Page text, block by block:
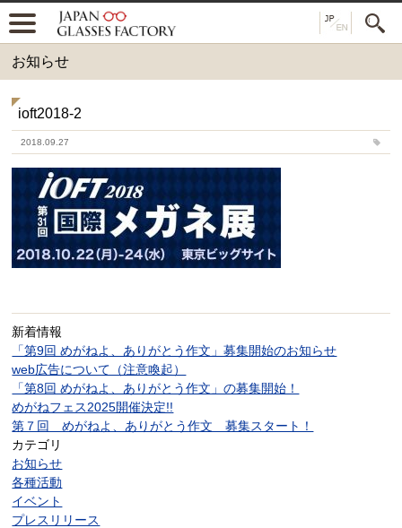
お知らせ
ioft2018-2
2018.09.27
新着情報
「第9回 めがねよ、ありがとう作文」募集開始のお知らせ
web広告について（注意喚起）
「第8回 めがねよ、ありがとう作文」の募集開始！
めがねフェス2025開催決定!!
第７回 めがねよ、ありがとう作文 募集スタート！
カテゴリ
お知らせ
各種活動
イベント
プレスリリース